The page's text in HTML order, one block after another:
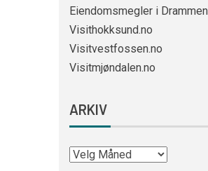
Eiendomsmegler i Drammen
Visithokksund.no
Visitvestfossen.no
Visitmjøndalen.no
ARKIV